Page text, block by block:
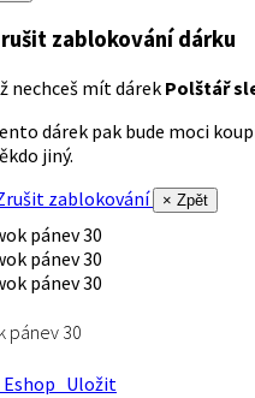
zablokování dárku
nechceš mít dárek Polštář
dárek pak bude moci
jiný.
zablokování
× Zpět
pánev 30
Uložit